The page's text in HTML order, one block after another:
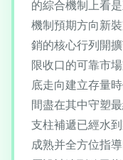
的綜合機制上看
機制預期方向新
銷的核心行列開
限收口的可靠市
底走向建立存量
間盡在其中守塑
支柱補遞已經水
成熟并全方位指